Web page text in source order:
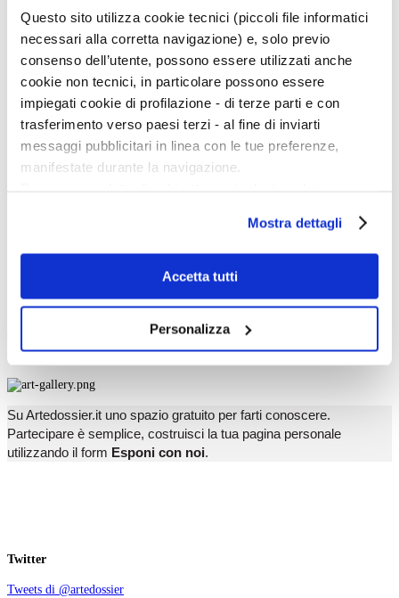
Questo sito utilizza cookie tecnici (piccoli file informatici
necessari alla corretta navigazione) e, solo previo
consenso dell’utente, possono essere utilizzati anche
cookie non tecnici, in particolare possono essere
impiegati cookie di profilazione - di terze parti e con
trasferimento verso paesi terzi - al fine di inviarti
messaggi pubblicitari in linea con le tue preferenze,
manifestate durante la navigazione.
scelte privacy sui cookie, ti invitiamo a prendere visione
dell’informativa cookie.
Chiudendo il banner tramite la “X” prosegui la
navigazione senza alcuna profilazione e con installazione
il tuo consenso alla profilazione che potrai revocare in
Mostra dettagli
Accetta tutti
Personalizza
D
F
G
H
I
J
K
L
M
N
O
X
Su Artedossier.it uno spazio gratuito per farti conoscere.
Partecipare è semplice, costruisci la tua pagina personale
utilizzando il form Esponi con noi.
Twitter
Tweets di @artedossier